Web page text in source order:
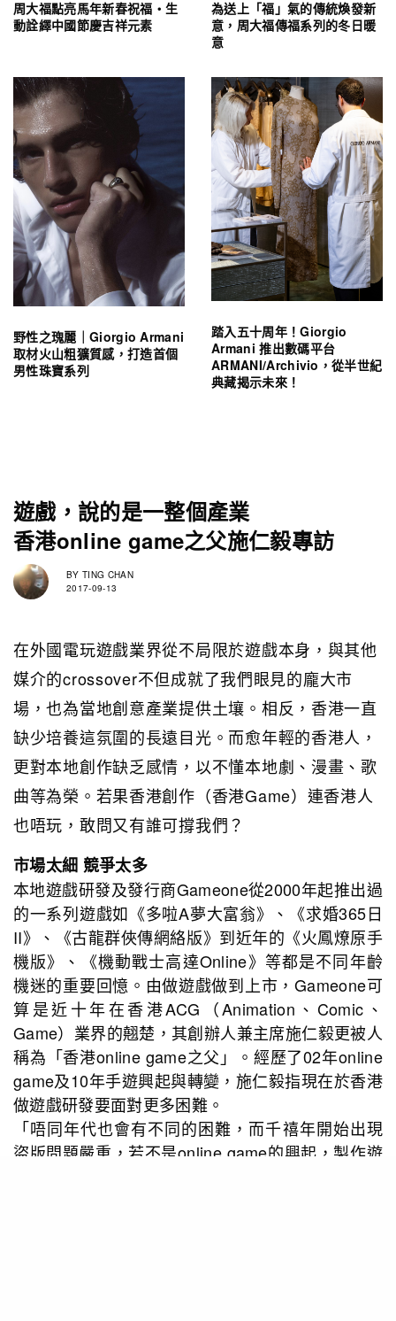
周大福點亮馬年新春祝福・生
動詮繹中國節慶吉祥元素
為送上「福」氣的傳統煥發新
意，周大福傳福系列的冬日暖
意
野性之瑰麗｜Giorgio Armani
取材火山粗獷質感，打造首個
男性珠寶系列
踏入五十周年！Giorgio
Armani 推出數碼平台
ARMANI/Archivio，從半世紀
典藏揭示未來！
遊戲，說的是一整個產業
香港online game之父施仁毅專訪
BY TING CHAN
2017-09-13
在外國電玩遊戲業界從不局限於遊戲本身，與其他
媒介的crossover不但成就了我們眼見的龐大市
場，也為當地創意產業提供土壤。相反，香港一直
缺少培養這氛圍的長遠目光。而愈年輕的香港人，
更對本地創作缺乏感情，以不懂本地劇、漫畫、歌
曲等為榮。若果香港創作（香港Game）連香港人
也唔玩，敢問又有誰可撐我們？
市場太細 競爭太多
本地遊戲研發及發行商Gameone從2000年起推出過
的一系列遊戲如《多啦A夢大富翁》、《求婚365日
II》、《古龍群俠傳網絡版》到近年的《火鳳燎原手
機版》、《機動戰士高達Online》等都是不同年齡
機迷的重要回憶。由做遊戲做到上市，Gameone可
算是近十年在香港ACG（Animation、Comic、
Game）業界的翹楚，其創辦人兼主席施仁毅更被人
稱為「香港online game之父」。經歷了02年online
game及10年手遊興起與轉變，施仁毅指現在於香港
做遊戲研發要面對更多困難。
「唔同年代也會有不同的困難，而千禧年開始出現
盜版問題嚴重，若不是online game的興起，製作遊